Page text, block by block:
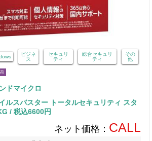
ビジネ
ス
セキュリ
ティ
総合セキュリ
ティ
その
他
ドマイクロ
ルスバスター トータルセキュリティ スタ
/ 税込6600円
ネット価格： CALL